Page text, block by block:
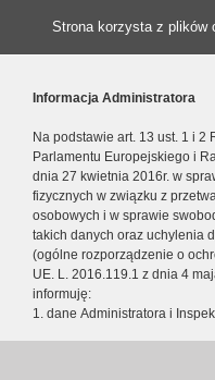
Strona korzysta z plików
Informacja Administratora
Na podstawie art. 13 ust. 1 i 2
Parlamentu Europejskiego i
dnia 27 kwietnia 2016r. w
fizycznych w związku z
osobowych i w sprawie
takich danych oraz uchylenia
(ogólne rozporządzenie o
UE. L. 2016.119.1 z dnia 4
informuję:
1. dane Administratora i